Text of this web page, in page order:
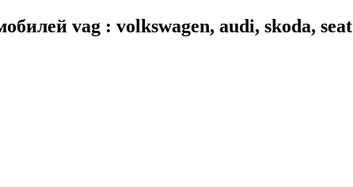
vag : volkswagen, audi, skoda, seat